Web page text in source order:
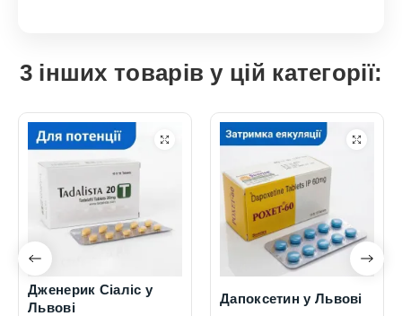
3 інших товарів у цій категорії:
Дженерик Сіаліс у
Львові
Дапоксетин у Львові